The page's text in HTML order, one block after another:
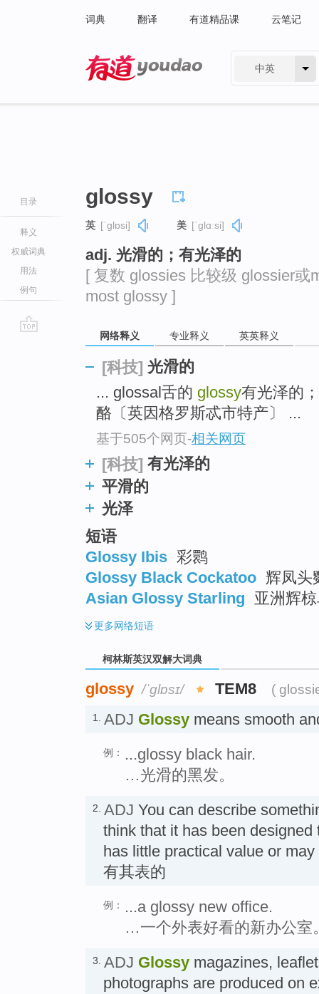
词典 翻译 有道精品课 云笔记
中英
目录
释义
权威词典
用法
例句
glossy
英 [ˈɡlɒsi] 美 [ˈɡlɑːsi]
adj. 光滑的；有光泽的
[ 复数 glossies 比较级 glossier或
most glossy ]
网络释义 专业释义 英英释义
[科技] 光滑的
... glossal舌的 glossy有光泽的；
酪〔英因格罗斯忒市特产〕 ...
基于505个网页-相关网页
[科技] 有光泽的
平滑的
光泽
短语
Glossy Ibis 彩鹮
Glossy Black Cockatoo 辉凤头
Asian Glossy Starling 亚洲辉
更多网络短语
柯林斯英汉双解大词典
glossy /ˈɡlɒsɪ/ TEM8 (
1. ADJ Glossy means smooth
例：
...glossy black hair.
…光滑的黑发。
2. ADJ You can describe
think that it has been
has little practical value or
有其表的
例：
...a glossy new office.
…一个外表好看的新办公室
3. ADJ Glossy magazines,
photographs are produced on